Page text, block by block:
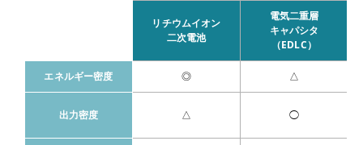
リチウムイオン
二次電池
電気二重層
キャパシタ
（EDLC）
エネルギー密度 ◎ △
出力密度 △ ◯